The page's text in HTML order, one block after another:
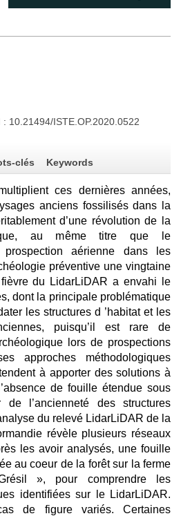
: 10.21494/ISTE.OP.2020.0522
clés Keywords
ces dernières années,
anciens fossilisés dans la
d’une révolution de la
au même titre que le
aérienne dans les
préventive une vingtaine
du LidarLiDAR a envahi le
dont la principale problématique
les structures d ’habitat et les
puisqu’il est rare de
lors de prospections
approches méthodologiques
à apporter des solutions à
de fouille étendue sous
l’ancienneté des structures
du relevé LidarLiDAR de la
révèle plusieurs réseaux
les avoir analysés, une fouille
au coeur de la forêt sur la ferme
», pour comprendre les
identifiées sur le LidarLiDAR.
de figure variés. Certaines